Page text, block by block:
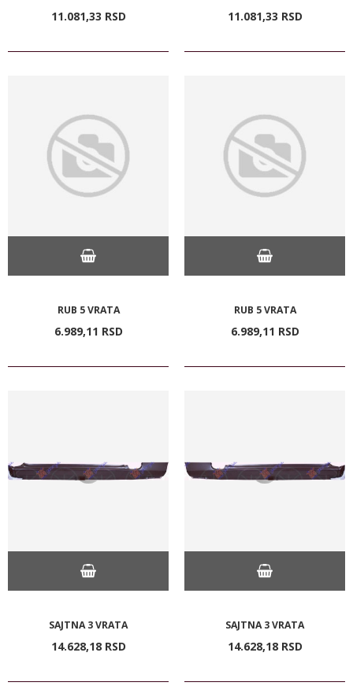
11.081,33 RSD 11.081,33 RSD
RUB 5 VRATA
6.989,11 RSD
RUB 5 VRATA
6.989,11 RSD
SAJTNA 3 VRATA
14.628,18 RSD
SAJTNA 3 VRATA
14.628,18 RSD